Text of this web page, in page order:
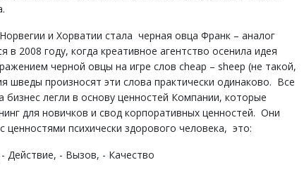
и Хорватии стала черная овца Франк – аналог
2008 году, когда креативное агентство осенила идея
черной овцы на игре слов cheap – sheеp (не такой,
шведы произносят эти слова практически одинаково. Все
бизнес легли в основу ценностей Компании, которые
для новичков и свод корпоративных ценностей. Они
психически здорового человека, это:
Действие, - Вызов, - Качество